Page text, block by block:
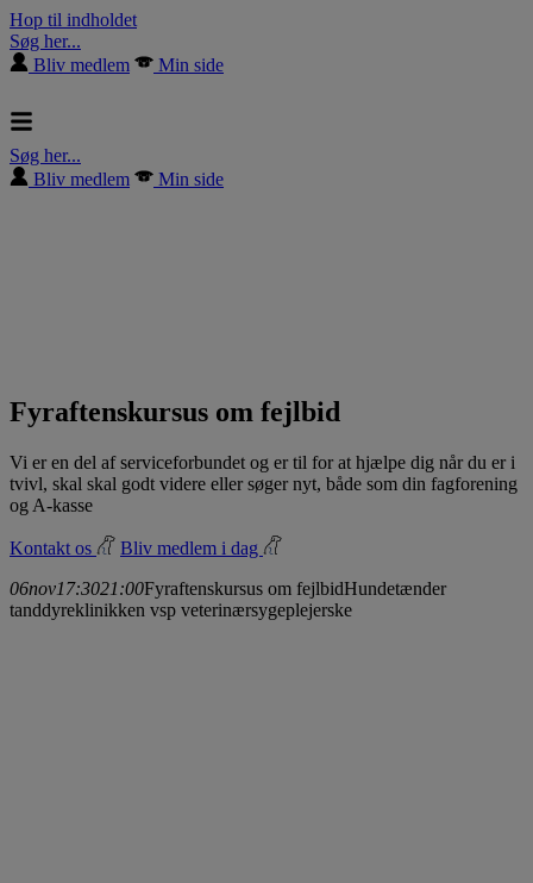
Hop til indholdet
Søg her...
Bliv medlem
Min side
Søg her...
Bliv medlem
Min side
Fyraftenskursus om fejlbid
Vi er en del af serviceforbundet og er til for at hjælpe dig når du er i
tvivl, skal skal godt videre eller søger nyt, både som din fagforening
og A-kasse
Kontakt os
Bliv medlem i dag
06nov17:3021:00Fyraftenskursus om fejlbidHundetænder
tanddyreklinikken vsp veterinærsygeplejerske